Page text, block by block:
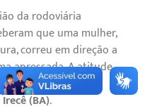
da rodoviária
que uma mulher,
correu em direção a
apressada. A atitude
o ônibus que
(BA).